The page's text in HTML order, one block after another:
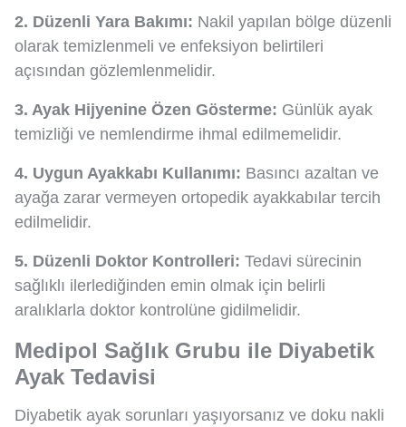
2. Düzenli Yara Bakımı: Nakil yapılan bölge düzenli
olarak temizlenmeli ve enfeksiyon belirtileri
açısından gözlemlenmelidir.
3. Ayak Hijyenine Özen Gösterme: Günlük ayak
temizliği ve nemlendirme ihmal edilmemelidir.
4. Uygun Ayakkabı Kullanımı: Basıncı azaltan ve
ayağa zarar vermeyen ortopedik ayakkabılar tercih
edilmelidir.
5. Düzenli Doktor Kontrolleri: Tedavi sürecinin
sağlıklı ilerlediğinden emin olmak için belirli
aralıklarla doktor kontrolüne gidilmelidir.
Medipol Sağlık Grubu ile Diyabetik
Ayak Tedavisi
Diyabetik ayak sorunları yaşıyorsanız ve doku nakli